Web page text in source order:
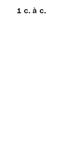
1 c. à c.